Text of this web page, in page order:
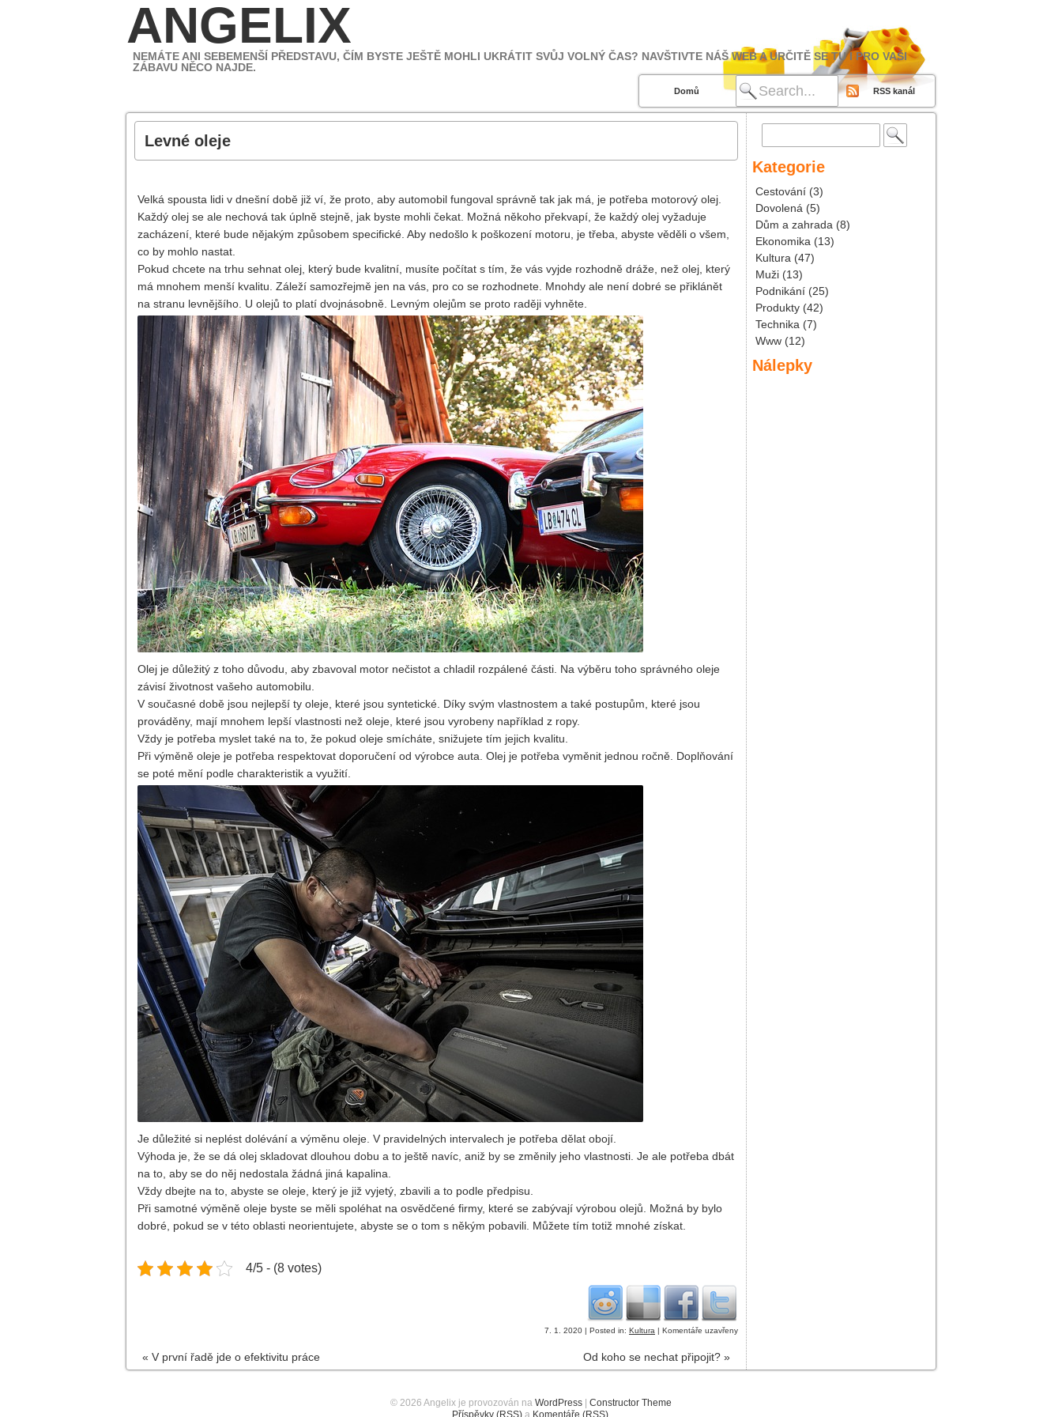
Domů RSS kanál
ANGELIX
NEMÁTE ANI SEBEMENŠÍ PŘEDSTAVU, ČÍM BYSTE JEŠTĚ MOHLI UKRÁTIT SVŮJ VOLNÝ ČAS? NAVŠTIVTE NÁŠ WEB A URČITĚ SE TU I PRO VAŠI
ZÁBAVU NĚCO NAJDE.
Levné oleje
Velká spousta lidi v dnešní době již ví, že proto, aby automobil fungoval správně tak jak má, je potřeba motorový olej.
Každý olej se ale nechová tak úplně stejně, jak byste mohli čekat. Možná někoho překvapí, že každý olej vyžaduje
zacházení, které bude nějakým způsobem specifické. Aby nedošlo k poškození motoru, je třeba, abyste věděli o všem,
co by mohlo nastat.
Pokud chcete na trhu sehnat olej, který bude kvalitní, musíte počítat s tím, že vás vyjde rozhodně dráže, než olej, který
má mnohem menší kvalitu. Záleží samozřejmě jen na vás, pro co se rozhodnete. Mnohdy ale není dobré se přiklánět
na stranu levnějšího. U olejů to platí dvojnásobně. Levným olejům se proto raději vyhněte.
Olej je důležitý z toho důvodu, aby zbavoval motor nečistot a chladil rozpálené části. Na výběru toho správného oleje
závisí životnost vašeho automobilu.
V současné době jsou nejlepší ty oleje, které jsou syntetické. Díky svým vlastnostem a také postupům, které jsou
prováděny, mají mnohem lepší vlastnosti než oleje, které jsou vyrobeny například z ropy.
Vždy je potřeba myslet také na to, že pokud oleje smícháte, snižujete tím jejich kvalitu.
Při výměně oleje je potřeba respektovat doporučení od výrobce auta. Olej je potřeba vyměnit jednou ročně. Doplňování
se poté mění podle charakteristik a využití.
Je důležité si neplést dolévání a výměnu oleje. V pravidelných intervalech je potřeba dělat obojí.
Výhoda je, že se dá olej skladovat dlouhou dobu a to ještě navíc, aniž by se změnily jeho vlastnosti. Je ale potřeba dbát
na to, aby se do něj nedostala žádná jiná kapalina.
Vždy dbejte na to, abyste se oleje, který je již vyjetý, zbavili a to podle předpisu.
Při samotné výměně oleje byste se měli spoléhat na osvědčené firmy, které se zabývají výrobou olejů. Možná by bylo
dobré, pokud se v této oblasti neorientujete, abyste se o tom s někým pobavili. Můžete tím totiž mnohé získat.
4/5 - (8 votes)
7. 1. 2020 | Posted in: Kultura | Komentáře uzavřeny
« V první řadě jde o efektivitu práce Od koho se nechat připojit? »
Kategorie
Cestování (3)
Dovolená (5)
Dům a zahrada (8)
Ekonomika (13)
Kultura (47)
Muži (13)
Podnikání (25)
Produkty (42)
Technika (7)
Www (12)
Nálepky
© 2026 Angelix je provozován na WordPress
Constructor Theme
Příspěvky (RSS)a Komentáře (RSS).